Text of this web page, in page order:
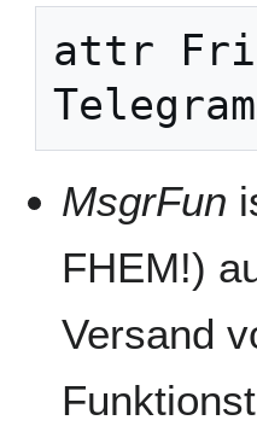
attr
MsgrFun
FHEM!)
Versand